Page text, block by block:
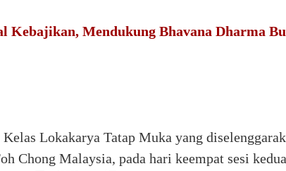
Kebajikan, Mendukung Bhavana Dharma
Lokakarya Tatap Muka yang
Chong Malaysia, pada hari keempat sesi